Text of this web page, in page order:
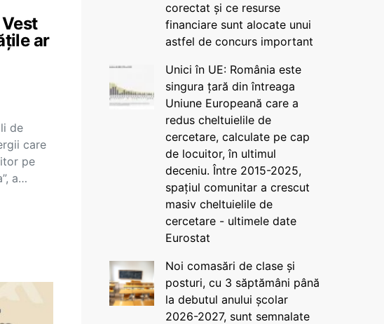
ar
de
care
pe
a…
corectat și ce resurse
financiare sunt alocate unui
astfel de concurs important
Unici în UE: România este
singura țară din întreaga
Uniune Europeană care a
redus cheltuielile de
cercetare, calculate pe cap
de locuitor, în ultimul
deceniu. Între 2015-2025,
spațiul comunitar a crescut
masiv cheltuielile de
cercetare - ultimele date
Eurostat
Noi comasări de clase și
posturi, cu 3 săptămâni până
la debutul anului școlar
2026-2027, sunt semnalate